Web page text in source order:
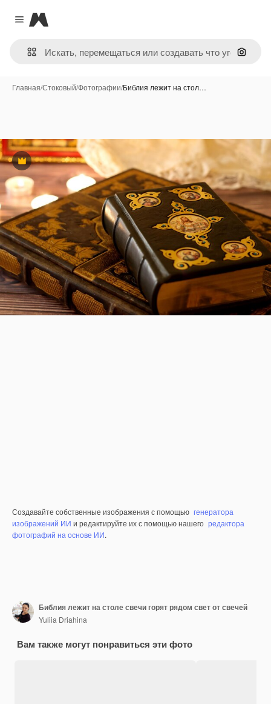
Close menu
Magnific
Поиск
Главная/Стоковый/Фотографии/Библия лежит на стол…
Премиум
Создавайте собственные изображения с помощью генератора
изображений ИИ и редактируйте их с помощью нашего редактора
фотографий на основе ИИ.
Библия лежит на столе свечи горят рядом свет от свечей
Yuliia Driahina
Вам также могут понравиться эти фото